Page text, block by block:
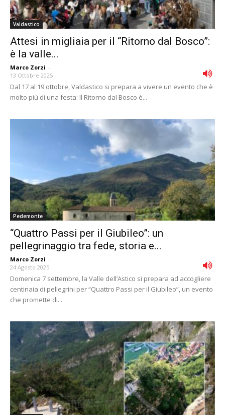
Valdastico
Attesi in migliaia per il “Ritorno dal Bosco”:
è la valle...
Marco Zorzi -
13 Ottobre 2025
Dal 17 al 19 ottobre, Valdastico si prepara a vivere un evento che è
molto più di una festa: Il Ritorno dal Bosco è...
Pedemonte
“Quattro Passi per il Giubileo”: un
pellegrinaggio tra fede, storia e...
Marco Zorzi -
24 Agosto 2025
Domenica 7 settembre, la Valle dell’Astico si prepara ad accogliere
centinaia di pellegrini per “Quattro Passi per il Giubileo”, un evento
che promette di...